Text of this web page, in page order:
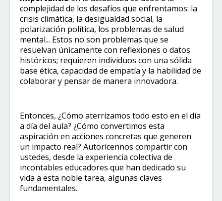
complejidad de los desafíos que enfrentamos: la
crisis climática, la desigualdad social, la
polarización política, los problemas de salud
mental... Estos no son problemas que se
resuelvan únicamente con reflexiones o datos
históricos; requieren individuos con una sólida
base ética, capacidad de empatía y la habilidad de
colaborar y pensar de manera innovadora.
Entonces, ¿Cómo aterrizamos todo esto en el día
a día del aula? ¿Cómo convertimos esta
aspiración en acciones concretas que generen
un impacto real? Autorícennos compartir con
ustedes, desde la experiencia colectiva de
incontables educadores que han dedicado su
vida a esta noble tarea, algunas claves
fundamentales.